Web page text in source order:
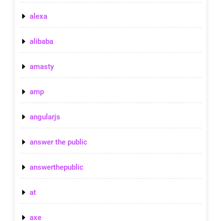
alexa
alibaba
amasty
amp
angularjs
answer the public
answerthepublic
at
axe